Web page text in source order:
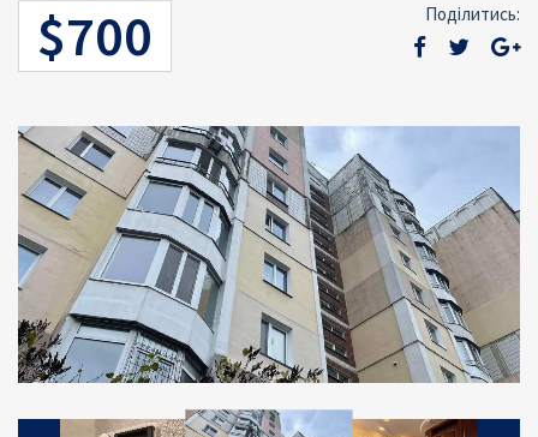
Запам'ятати мене
$700 Поділитись:
ОТПРАВИТЬ